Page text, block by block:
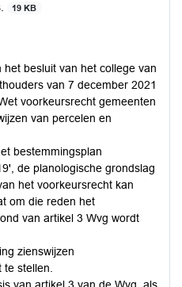
19 KB
het besluit van het college van
van 7 december 2021
voorkeursrecht gemeenten
van percelen en
bestemmingsplan
de planologische grondslag
het voorkeursrecht kan
om die reden het
van artikel 3 Wvg wordt
zienswijzen
stellen.